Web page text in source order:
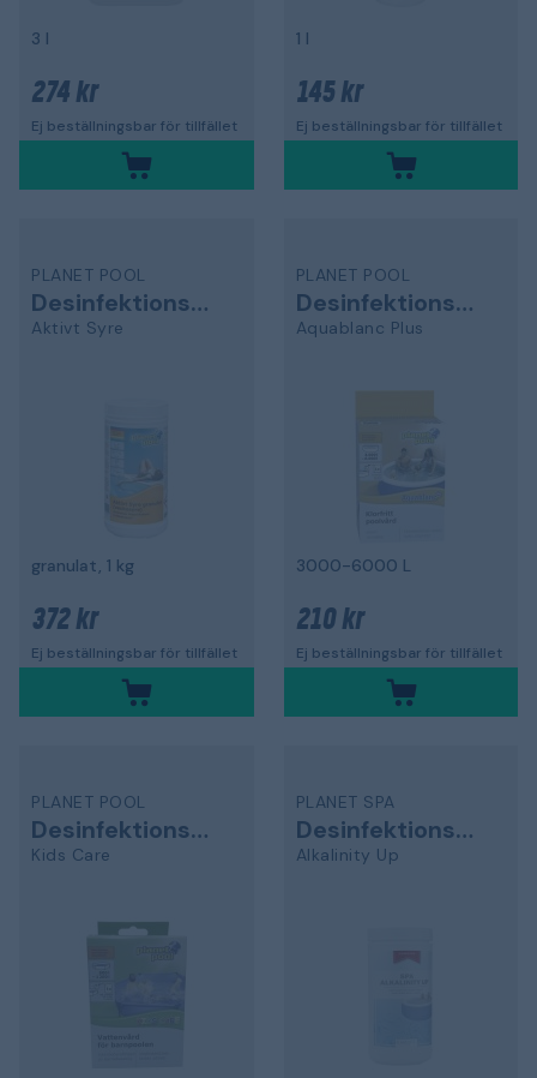
3 l
274 kr
Ej beställningsbar för tillfället
1 l
145 kr
Ej beställningsbar för tillfället
PLANET POOL
Desinfektionsmedel
Aktivt Syre
granulat, 1 kg
372 kr
Ej beställningsbar för tillfället
PLANET POOL
Desinfektionsmedel
Aquablanc Plus
3000-6000 L
210 kr
Ej beställningsbar för tillfället
PLANET POOL
Desinfektionsmedel
Kids Care
PLANET SPA
Desinfektionsmedel
Alkalinity Up